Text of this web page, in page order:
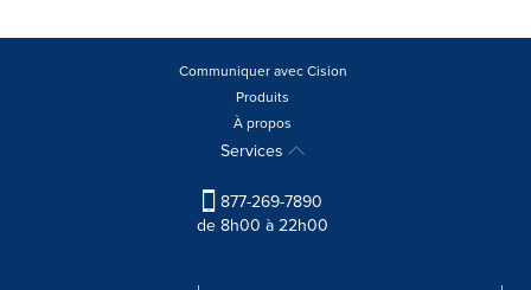
Communiquer avec Cision
Produits
À propos
Services
877-269-7890
de 8h00 à 22h00